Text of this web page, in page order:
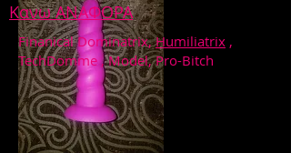
Κανω ΑΝΑΦΟΡΑ
Finanical Dominatrix,Humiliatrix ,
TechDomme , Model, Pro-Bitch